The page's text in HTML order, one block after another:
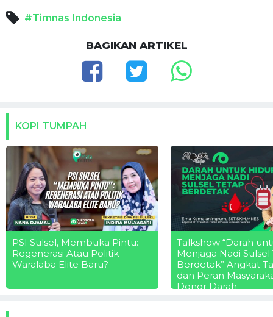
#Timnas Indonesia
BAGIKAN ARTIKEL
KOPI TUMPAH
PSI Sulsel, Membuka Pintu:
Regenerasi Atau Politik
Waralaba Elite Baru?
Talkshow “Darah
Menjaga Nadi Sulsel
Berdetak” Angkat
dan Peran
Donor Darah